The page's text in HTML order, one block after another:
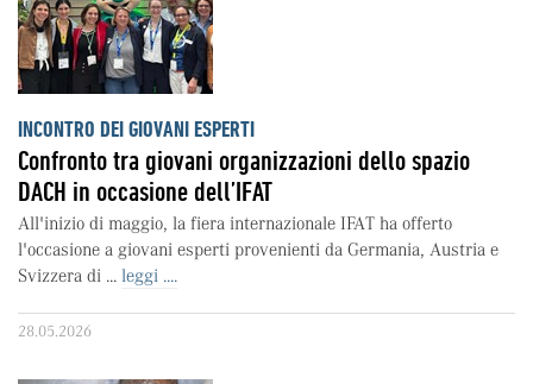
INCONTRO DEI GIOVANI ESPERTI
Confronto tra giovani organizzazioni dello spazio
DACH in occasione dell’IFAT
All'inizio di maggio, la fiera internazionale IFAT ha offerto
l'occasione a giovani esperti provenienti da Germania, Austria e
Svizzera di ... leggi ....
28.05.2026